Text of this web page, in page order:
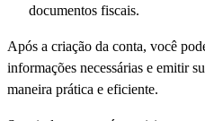
documentos fiscais.
Após a criação da conta, você
informações necessárias e emitir
maneira prática e eficiente.